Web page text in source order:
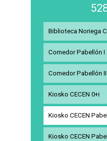
Biblioteca Noriega
Comedor Pabellón I
Comedor Pabellón II
Kiosko CECEN 0+i
Kiosko CECEN
Kiosko CECEN